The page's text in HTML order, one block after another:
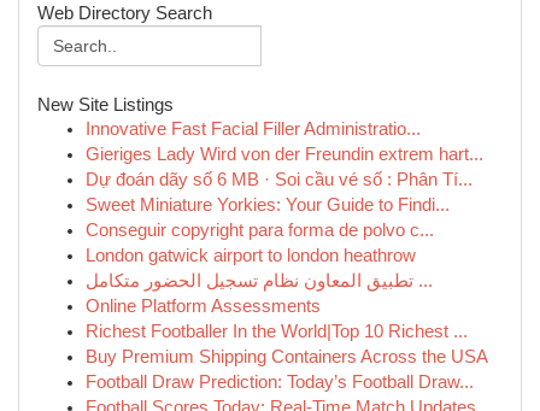
Web Directory Search
New Site Listings
Innovative Fast Facial Filler Administratio...
Gieriges Lady Wird von der Freundin extrem hart...
Dự đoán dãy số 6 MB · Soi cầu vé số : Phân Tí...
Sweet Miniature Yorkies: Your Guide to Findi...
Conseguir copyright para forma de polvo c...
London gatwick airport to london heathrow
تطبيق المعاون نظام تسجيل الحضور متكامل ...
Online Platform Assessments
Richest Footballer In the World|Top 10 Richest ...
Buy Premium Shipping Containers Across the USA
Football Draw Prediction: Today’s Football Draw...